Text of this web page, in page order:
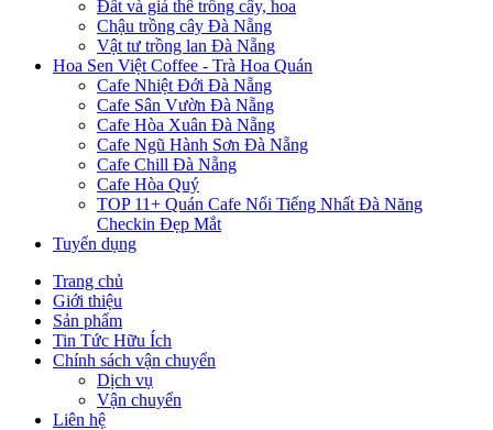
Đất và giá thể trồng cây, hoa
Chậu trồng cây Đà Nẵng
Vật tư trồng lan Đà Nẵng
Hoa Sen Việt Coffee - Trà Hoa Quán
Cafe Nhiệt Đới Đà Nẵng
Cafe Sân Vườn Đà Nẵng
Cafe Hòa Xuân Đà Nẵng
Cafe Ngũ Hành Sơn Đà Nẵng
Cafe Chill Đà Nẵng
Cafe Hòa Quý
TOP 11+ Quán Cafe Nổi Tiếng Nhất Đà Năng
Checkin Đẹp Mắt
Tuyển dụng
Trang chủ
Giới thiệu
Sản phẩm
Tin Tức Hữu Ích
Chính sách vận chuyển
Dịch vụ
Vận chuyển
Liên hệ